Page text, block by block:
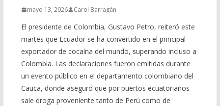
mayo 13, 2026 Carol Barragán
El presidente de Colombia, Gustavo Petro, reiteró este
martes que Ecuador se ha convertido en el principal
exportador de cocaína del mundo, superando incluso a
Colombia. Las declaraciones fueron emitidas durante
un evento público en el departamento colombiano del
Cauca, donde aseguró que por puertos ecuatorianos
sale droga proveniente tanto de Perú como de